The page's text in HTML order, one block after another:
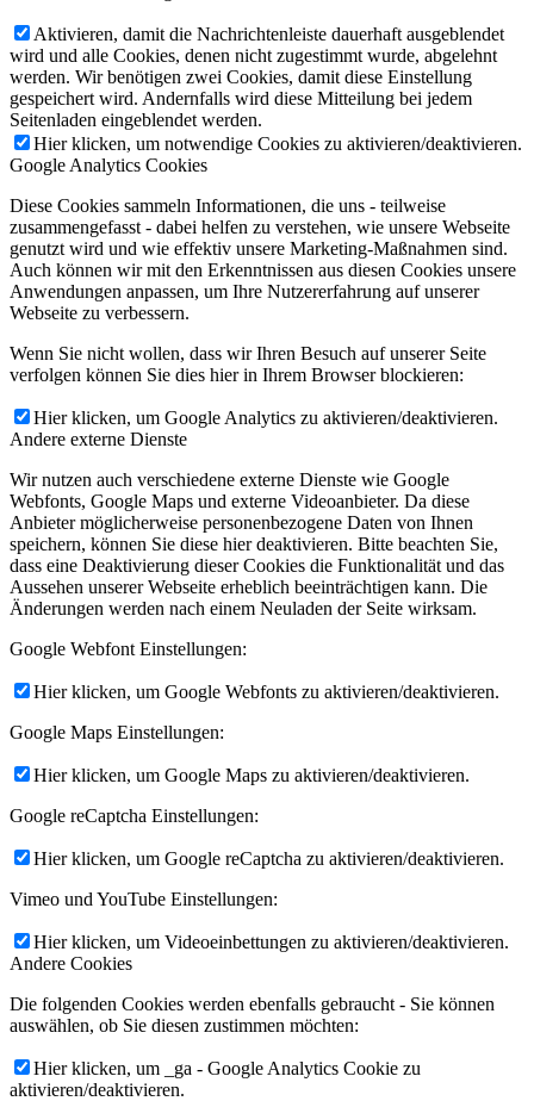
Aktivieren, damit die Nachrichtenleiste dauerhaft ausgeblendet
wird und alle Cookies, denen nicht zugestimmt wurde, abgelehnt
werden. Wir benötigen zwei Cookies, damit diese Einstellung
gespeichert wird. Andernfalls wird diese Mitteilung bei jedem
Seitenladen eingeblendet werden.
Hier klicken, um notwendige Cookies zu aktivieren/deaktivieren.
Google Analytics Cookies
Diese Cookies sammeln Informationen, die uns - teilweise
zusammengefasst - dabei helfen zu verstehen, wie unsere Webseite
genutzt wird und wie effektiv unsere Marketing-Maßnahmen sind.
Auch können wir mit den Erkenntnissen aus diesen Cookies unsere
Anwendungen anpassen, um Ihre Nutzererfahrung auf unserer
Webseite zu verbessern.
Wenn Sie nicht wollen, dass wir Ihren Besuch auf unserer Seite
verfolgen können Sie dies hier in Ihrem Browser blockieren:
Hier klicken, um Google Analytics zu aktivieren/deaktivieren.
Andere externe Dienste
Wir nutzen auch verschiedene externe Dienste wie Google
Webfonts, Google Maps und externe Videoanbieter. Da diese
Anbieter möglicherweise personenbezogene Daten von Ihnen
speichern, können Sie diese hier deaktivieren. Bitte beachten Sie,
dass eine Deaktivierung dieser Cookies die Funktionalität und das
Aussehen unserer Webseite erheblich beeinträchtigen kann. Die
Änderungen werden nach einem Neuladen der Seite wirksam.
Google Webfont Einstellungen:
Hier klicken, um Google Webfonts zu aktivieren/deaktivieren.
Google Maps Einstellungen:
Hier klicken, um Google Maps zu aktivieren/deaktivieren.
Google reCaptcha Einstellungen:
Hier klicken, um Google reCaptcha zu aktivieren/deaktivieren.
Vimeo und YouTube Einstellungen:
Hier klicken, um Videoeinbettungen zu aktivieren/deaktivieren.
Andere Cookies
Die folgenden Cookies werden ebenfalls gebraucht - Sie können
auswählen, ob Sie diesen zustimmen möchten:
Hier klicken, um _ga - Google Analytics Cookie zu
aktivieren/deaktivieren.